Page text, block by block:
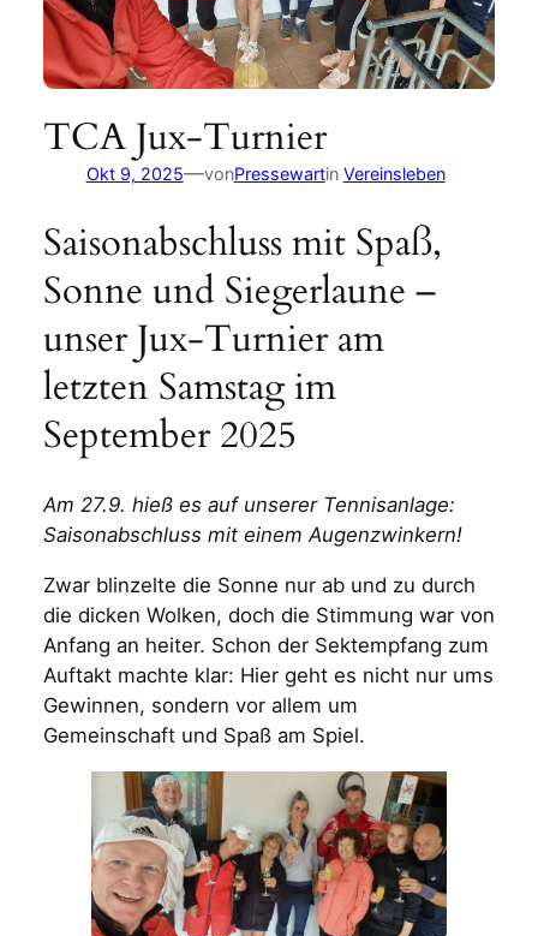
TCA Jux-Turnier
Okt 9, 2025—vonPressewartin Vereinsleben
Saisonabschluss mit Spaß,
Sonne und Siegerlaune –
unser Jux-Turnier am
letzten Samstag im
September 2025
Am 27.9. hieß es auf unserer Tennisanlage:
Saisonabschluss mit einem Augenzwinkern!
Zwar blinzelte die Sonne nur ab und zu durch
die dicken Wolken, doch die Stimmung war von
Anfang an heiter. Schon der Sektempfang zum
Auftakt machte klar: Hier geht es nicht nur ums
Gewinnen, sondern vor allem um
Gemeinschaft und Spaß am Spiel.